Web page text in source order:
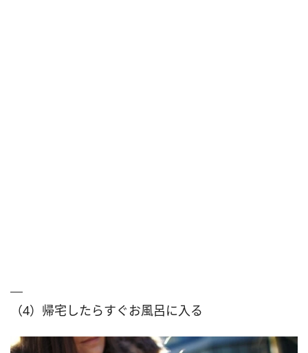
（4）帰宅したらすぐお風呂に入る